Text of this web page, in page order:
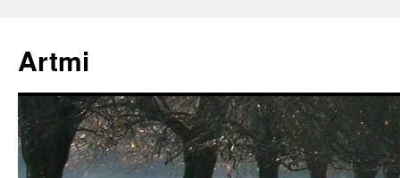
treści
Artmi